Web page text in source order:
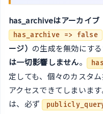
has_archiveはアーカイブ
has_archive => false
ージ） の生成を無効にする
は一切影響しません。
定しても、個々のカスタ
アクセスできてしまいま
は、必ず